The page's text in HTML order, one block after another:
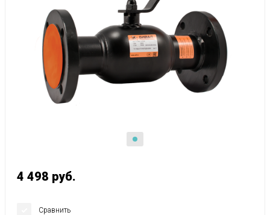
4 498 руб.
Сравнить